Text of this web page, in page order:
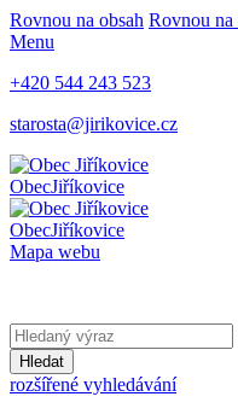
Rovnou na obsah Rovnou na
Menu
+420 544 243 523
starosta@jirikovice.cz
ObecJiříkovice
ObecJiříkovice
Mapa webu
Hledat
rozšířené vyhledávání